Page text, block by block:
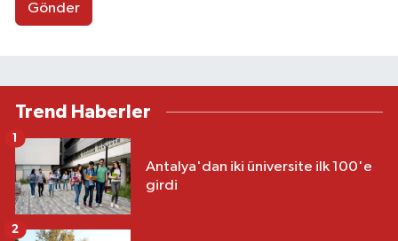
Gönder
Trend Haberler
Antalya'dan iki üniversite ilk 100'e
girdi
1
2